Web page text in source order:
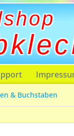
& Buchstaben